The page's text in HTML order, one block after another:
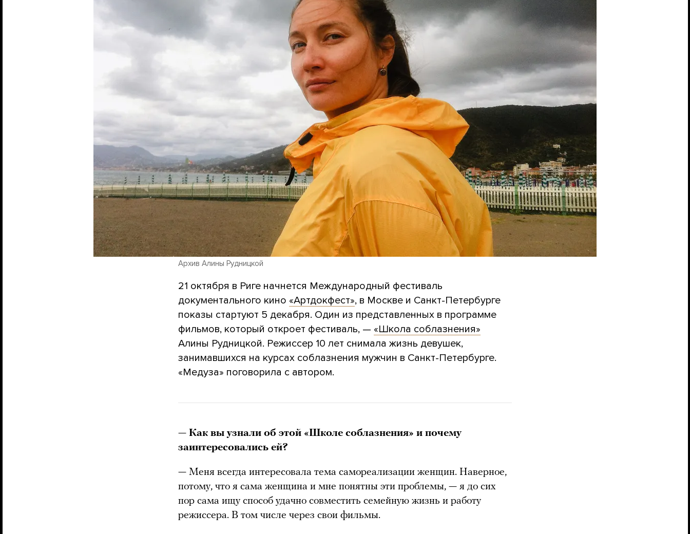
Архив Алины Рудницкой
21 октября в Риге начнется Международный фестиваль
документального кино «Артдокфест», в Москве и Санкт-Петербурге
показы стартуют 5 декабря. Один из представленных в программе
фильмов, который откроет фестиваль, — «Школа соблазнения»
Алины Рудницкой. Режиссер 10 лет снимала жизнь девушек,
занимавшихся на курсах соблазнения мужчин в Санкт-Петербурге.
«Медуза» поговорила с автором.
— Как вы узнали об этой «Школе соблазнения» и почему
заинтересовались ей?
— Меня всегда интересовала тема самореализации женщин. Наверное,
потому, что я сама женщина и мне понятны эти проблемы, — я до сих
пор сама ищу способ удачно совместить семейную жизнь и работу
режиссера. В том числе через свои фильмы.